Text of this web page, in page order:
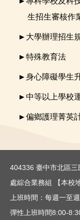
生招生審核作
► 大學辦理招生
►特殊教育法
►身心障礙學生
►中等以上學校
►偏鄉護理菁英
404336 臺中市北區
處綜合業務組
【本校
上班時間：每週一至
彈性上班時間8:00-